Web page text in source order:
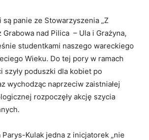
panie ze Stowarzyszenia „Z
Grabowa nad Pilica – Ula i Grażyna,
studentkami naszego wareckiego
Wieku. Do tej pory w ramach
szyły poduszki dla kobiet po
wychodząc naprzeciw zaistniałej
rozpoczęły akcję szycia
Kulak jedna z inicjatorek „nie